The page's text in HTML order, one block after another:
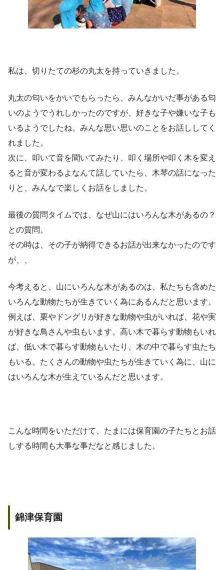
私は、切りたての杉の丸太を持っていきました。
丸太の匂いをかいでもらったら、みんなかいだ事がある匂
いのようでうれしかったのですが、好きな子や嫌いな子も
いるようでしたね。みんな思い思いのことをお話ししてく
れました。
次に、叩いて音を聞いてみたり、叩く場所や叩く木を変え
ると音が変わるよなんて話していたら、木琴の話になった
りと、みんなで楽しくお話をしました。
最後の質問タイムでは、なぜ山にはいろんな木があるの？
との質問。
その時は、その子が納得できるお話が出来なかったのです
が、、
今考えると、山にいろんな木があるのは、私たちも含めた
いろんな動物たちが生きていく為にあるんだと思います。
例えば、栗やドングリが好きな動物や虫がいれば、花や実
が好きな鳥さんや虫もいます。高い木で暮らす動物もいれ
ば、低い木で暮らす動物もいたり、木の中で暮らす虫たち
もいる。たくさんの動物や虫たちが生きていく為に、山に
はいろんな木が生えているんだと思います。
こんな時間をいただけて、たまには保育園の子たちとお話
しする時間も大事な事だなと感じました。
錦津保育園